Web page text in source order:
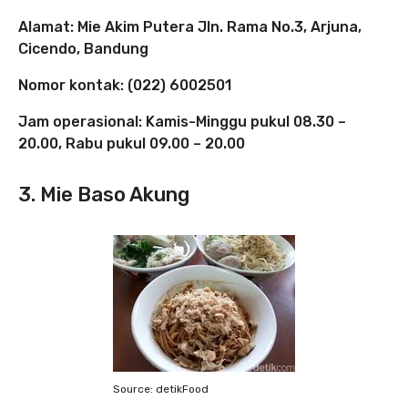
Alamat: Mie Akim Putera Jln. Rama No.3, Arjuna,
Cicendo, Bandung
Nomor kontak: (022) 6002501
Jam operasional: Kamis-Minggu pukul 08.30 –
20.00, Rabu pukul 09.00 – 20.00
3. Mie Baso Akung
Source: detikFood